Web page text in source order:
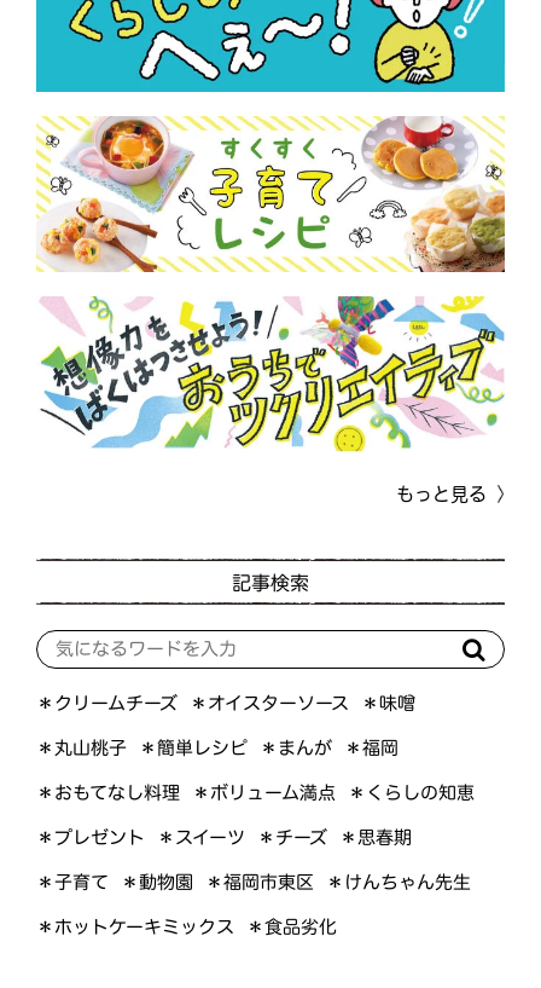
もっと見る
記事検索
＊クリームチーズ ＊オイスターソース ＊味噌
＊丸山桃子 ＊簡単レシピ ＊まんが ＊福岡
＊おもてなし料理 ＊ボリューム満点 ＊くらしの知恵
＊プレゼント ＊スイーツ ＊チーズ ＊思春期
＊子育て ＊動物園 ＊福岡市東区 ＊けんちゃん先生
＊ホットケーキミックス ＊食品劣化